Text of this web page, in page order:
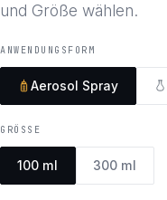
und Größe wählen.
ANWENDUNGSFORM
Aerosol Spray
GRÖSSE
100 ml 300 ml